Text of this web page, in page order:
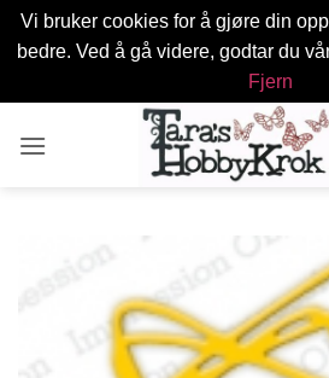
Vi bruker cookies for å gjøre din
bedre. Ved å gå videre, godtar du
Fjern